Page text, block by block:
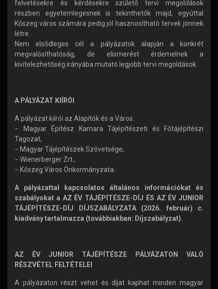
felvetésekre és kérdésekre születő tervi megoldások
részben egyetemlegesnek is tekinthetők majd, egyúttal
Kőszeg város számára pedig jól hasznosítható tervek jönnek
létre.
Nem elsődleges cél a pályázatok alapján a konkrét
megvalósíthatóság, de elismerést érdemelnek a
kivitelezhetőség irányába mutató legjobb tervi megoldások.
A PÁLYÁZAT KIÍRÓI
A pályázat kiírói az Alapítók és a Város:
− Magyar Építész Kamara Tájépítészeti és Főtájépítészi
Tagozat,
− Magyar Tájépítészek Szövetsége,
− Wienerberger Zrt.,
− Kőszeg Város Önkormányzata.
A pályázattal kapcsolatos általános információkat és
szabályokat a AZ ÉV TÁJÉPÍTÉSZE-DÍJ ÉS AZ ÉV JUNIOR
TÁJÉPÍTÉSZE-DÍJ DÍJSZABÁLYZATA (2026. február) c.
kiadvány tartalmazza (továbbiakban: Díjszabályzat).
AZ ÉV JUNIOR TÁJÉPÍTÉSZE PÁLYÁZATON VALÓ
RÉSZVÉTEL FELTÉTELEI
A pályázaton részt vehet és díjat kaphat minden magyar